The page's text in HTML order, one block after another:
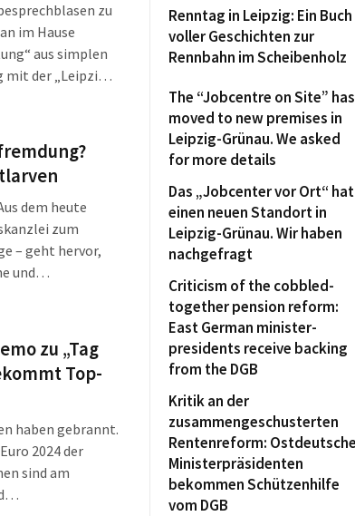
zu
im Hause
aus simplen
der „Leipziger
Zeitung
dem heute
zum
– geht hervor,
und
zu „Tag
Top-
haben gebrannt.
2024 der
sind am
Renntag in Leipzig: Ein Buch
voller Geschichten zur
Rennbahn im Scheibenholz
The “Jobcentre on Site” has
moved to new premises in
Leipzig-Grünau. We asked
for more details
Das „Jobcenter vor Ort“ hat
einen neuen Standort in
Leipzig-Grünau. Wir haben
nachgefragt
Criticism of the cobbled-
together pension reform:
East German minister-
presidents receive backing
from the DGB
Kritik an der
zusammengeschusterten
Rentenreform: Ostdeutsche
Ministerpräsidenten
bekommen Schützenhilfe
vom DGB